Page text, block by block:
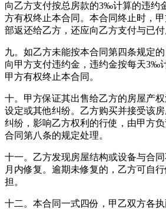
向乙方支付按总房款的3‰计算的违约
方有权终止本合同。本合同终止时，
部返还给乙方，还应向乙方支付与已付
九。如乙方未能按本合同第四条规定
向甲方支付违约金，违约金按每天3‰
甲方有权终止本合同。
十。甲方保证其出售给乙方的房屋产
设定或其他纠纷。乙方购买并接受该
纠纷，影响乙方权利的行使，由甲方
合同第八条的规定处理。
十一。乙方发现房屋结构或设备与合
月内修复。逾期未修复的，乙方可自
担。
十二。本合同一式四份，甲乙双方各